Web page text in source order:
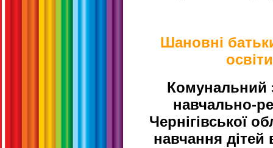
Шановні
Комунальний
навчально-
Чернігівської
навчання дітей